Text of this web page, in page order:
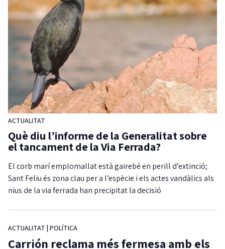
ACTUALITAT
Què diu l’informe de la Generalitat sobre
el tancament de la Via Ferrada?
El corb marí emplomallat està gairebé en perill d’extinció;
Sant Feliu és zona clau per a l’espècie i els actes vandàlics als
nius de la via ferrada han precipitat la decisió
ACTUALITAT | POLÍTICA
Carrión reclama més fermesa amb els